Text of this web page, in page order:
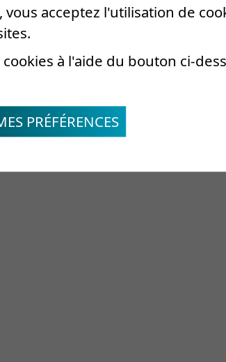
pour neurologie
Tél. secrétariat
secretariat.neuro@crr-
acceptez l'utilisation de
à l'aide du bouton ci-
PRÉFÉRENCES